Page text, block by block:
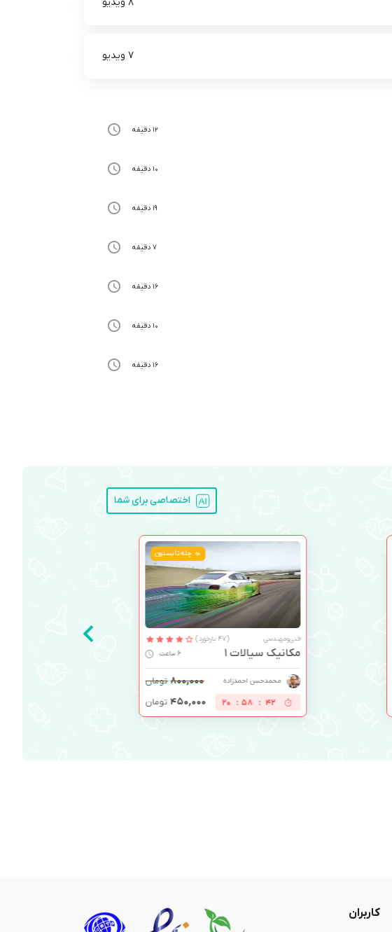
7 ویدیو
12 دقیقه
10 دقیقه
19 دقیقه
7 دقیقه
16 دقیقه
10 دقیقه
16 دقیقه
اختصاصی برای شما
چله تابستون
فنی‌ومهندسی (47 بازخورد)
مکانیک سیالات 1 6 ساعت
محمدحسن احمدزاده ۸۰۰,۰۰۰ تومان
41
:
58
:
20 ۴۵۰,۰۰۰ تومان
کاربران